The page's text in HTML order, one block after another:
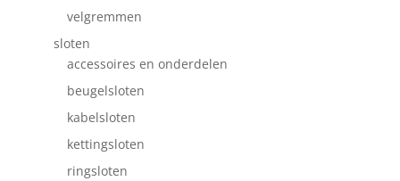
velgremmen
sloten
accessoires en onderdelen
beugelsloten
kabelsloten
kettingsloten
ringsloten